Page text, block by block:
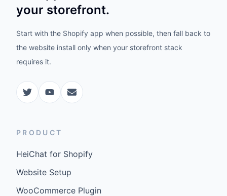
your storefront.
Start with the Shopify app when possible, then fall back to
the website install only when your storefront stack
requires it.
PRODUCT
HeiChat for Shopify
Website Setup
WooCommerce Plugin